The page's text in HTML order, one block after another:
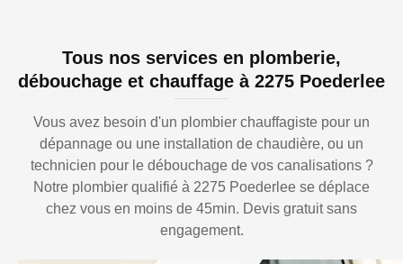
Tous nos services en plomberie,
débouchage et chauffage à 2275 Poederlee
Vous avez besoin d'un plombier chauffagiste pour un
dépannage ou une installation de chaudière, ou un
technicien pour le débouchage de vos canalisations ?
Notre plombier qualifié à 2275 Poederlee se déplace
chez vous en moins de 45min. Devis gratuit sans
engagement.